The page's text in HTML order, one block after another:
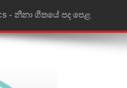
- නීනා ගීතයේ පද පෙළ
Song Lyrics - අහිමි විමයි හිමි
Lyrics - මතක පාරනා ගීතයේ